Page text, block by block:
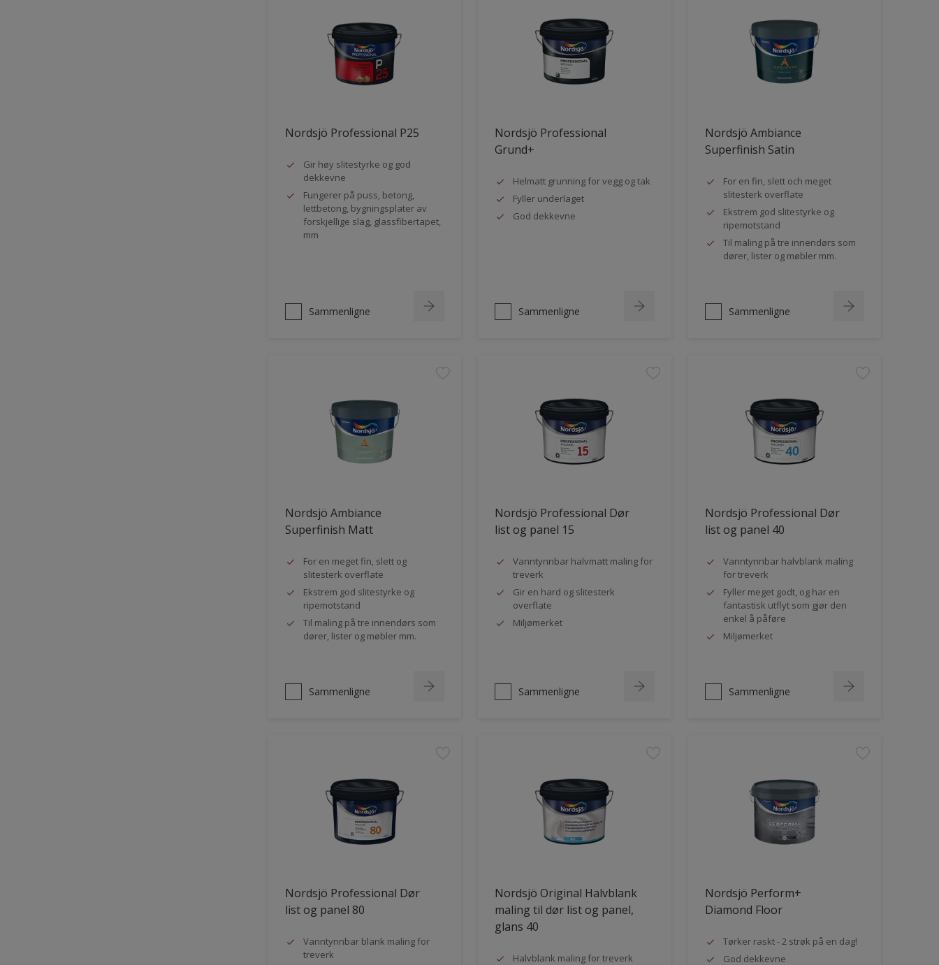
Nordsjö Professional P25
Gir høy slitestyrke og god
dekkevne
Fungerer på puss, betong,
lettbetong, bygningsplater av
forskjellige slag, glassfibertapet,
mm
Sammenligne
Nordsjö Professional
Grund+
Helmatt grunning for vegg og tak
Fyller underlaget
God dekkevne
Sammenligne
Nordsjö Ambiance
Superfinish Satin
For en fin, slett och meget
slitesterk overflate
Ekstrem god slitestyrke og
ripemotstand
Til maling på tre innendørs som
dører, lister og møbler mm.
Sammenligne
Nordsjö Ambiance
Superfinish Matt
For en meget fin, slett og
slitesterk overflate
Ekstrem god slitestyrke og
ripemotstand
Til maling på tre innendørs som
dører, lister og møbler mm.
Sammenligne
Nordsjö Professional Dør
list og panel 15
Vanntynnbar halvmatt maling for
treverk
Gir en hard og slitesterk
overflate
Miljømerket
Sammenligne
Nordsjö Professional Dør
list og panel 40
Vanntynnbar halvblank maling
for treverk
Fyller meget godt, og har en
fantastisk utflyt som gjør den
enkel å påføre
Miljømerket
Sammenligne
Nordsjö Professional Dør
list og panel 80
Vanntynnbar blank maling for
treverk
Nordsjö Original Halvblank
maling til dør list og panel,
glans 40
Halvblank maling for treverk
Nordsjö Perform+
Diamond Floor
Tørker raskt - 2 strøk på en dag!
God dekkevne